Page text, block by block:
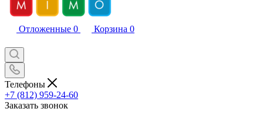
Отложенные 0 Корзина 0
Телефоны
+7 (812) 959-24-60
Заказать звонок